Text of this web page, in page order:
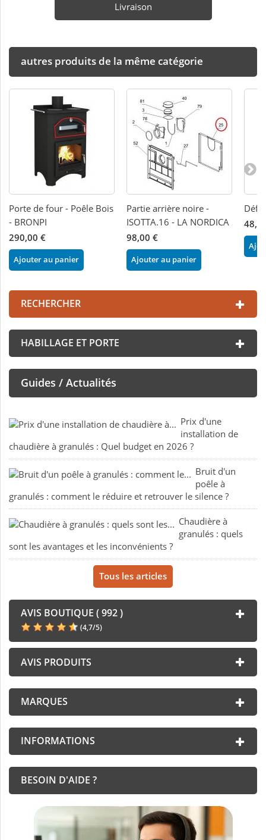
Livraison
autres produits de la même catégorie
Porte de four - Poêle Bois
- BRONPI
290,00 €
Ajouter au panier
Partie arrière noire -
ISOTTA.16 - LA NORDICA
98,00 €
Ajouter au panier
RECHERCHER
HABILLAGE ET PORTE
Guides / Actualités
Prix d'une
installation de
chaudière à granulés : Quel budget en 2026 ?
Bruit d'un
poêle à
granulés : comment le réduire et retrouver le silence ?
Chaudière à
granulés : quels
sont les avantages et les inconvénients ?
Tous les articles
AVIS BOUTIQUE ( 992 )
(4,7/5)
AVIS PRODUITS
MARQUES
INFORMATIONS
BESOIN D'AIDE ?